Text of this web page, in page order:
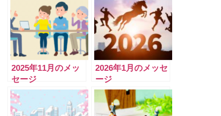
2025年11月のメッ
セージ
2026年1月のメッセ
ージ